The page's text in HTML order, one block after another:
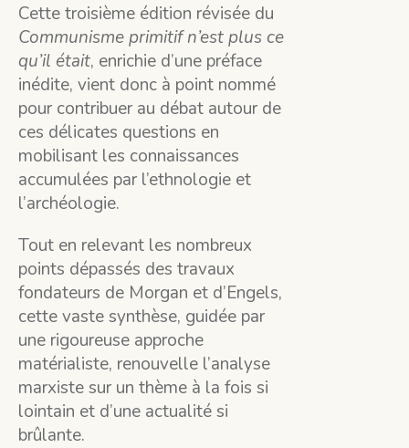
Cette troisième édition révisée du
Communisme primitif n’est plus ce
qu’il était, enrichie d’une préface
inédite, vient donc à point nommé
pour contribuer au débat autour de
ces délicates questions en
mobilisant les connaissances
accumulées par l’ethnologie et
l’archéologie.
Tout en relevant les nombreux
points dépassés des travaux
fondateurs de Morgan et d’Engels,
cette vaste synthèse, guidée par
une rigoureuse approche
matérialiste, renouvelle l’analyse
marxiste sur un thème à la fois si
lointain et d’une actualité si
brûlante.